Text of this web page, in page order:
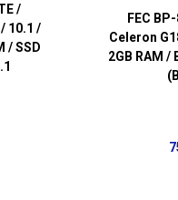
/
10.1 /
/ SSD
FEC
Celeron
2GB RAM /